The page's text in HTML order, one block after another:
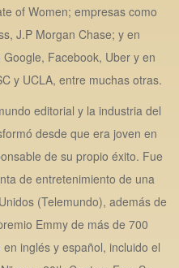
of Women; empresas como
J.P Morgan Chase; y en
Facebook, Uber y en
y UCLA, entre muchas otras.
editorial y la industria del
desde que era joven en
de su propio éxito. Fue
de entretenimiento de una
(Telemundo), además de
Emmy de más de 700
inglés y español, incluido el